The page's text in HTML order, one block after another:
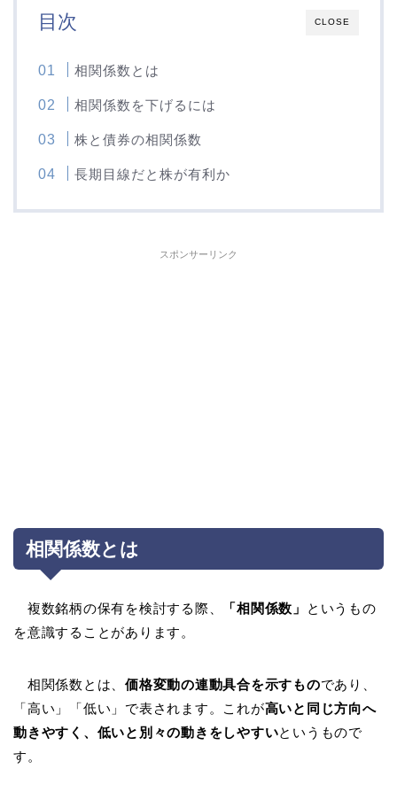
CLOSE
目次
相関係数とは
相関係数を下げるには
株と債券の相関係数
長期目線だと株が有利か
スポンサーリンク
相関係数とは
複数銘柄の保有を検討する際、 「相関係数」
というもの
を意識することがあります。
相関係数とは、価格変動の連動具合を示すものであり、
「高い」「低い」で表されます。これが高いと同じ方向へ
動きやすく、低いと別々の動きをしやすいというもので
す。